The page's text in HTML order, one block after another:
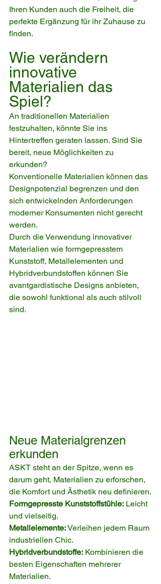
Ihren Kunden auch die Freiheit, die
perfekte Ergänzung für ihr Zuhause zu
finden.
Wie verändern
innovative
Materialien das
Spiel?
An traditionellen Materialien
festzuhalten, könnte Sie ins
Hintertreffen geraten lassen. Sind Sie
bereit, neue Möglichkeiten zu
erkunden?
Konventionelle Materialien können das
Designpotenzial begrenzen und den
sich entwickelnden Anforderungen
moderner Konsumenten nicht gerecht
werden.
Durch die Verwendung innovativer
Materialien wie formgepresstem
Kunststoff, Metallelementen und
Hybridverbundstoffen können Sie
avantgardistische Designs anbieten,
die sowohl funktional als auch stilvoll
sind.
Neue Materialgrenzen
erkunden
ASKT steht an der Spitze, wenn es
darum geht, Materialien zu erforschen,
die Komfort und Ästhetik neu definieren.
Formgepresste Kunststoffstühle: Leicht
und vielseitig.
Metallelemente: Verleihen jedem Raum
industriellen Chic.
Hybridverbundstoffe: Kombinieren die
besten Eigenschaften mehrerer
Materialien.